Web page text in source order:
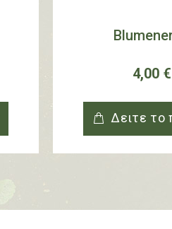
4,00 €
Δειτε το